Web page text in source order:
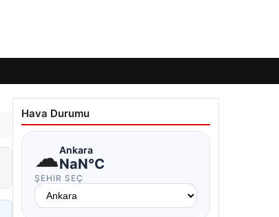
Hava Durumu
☁Ankara
NaN°C
ŞEHIR SEÇ